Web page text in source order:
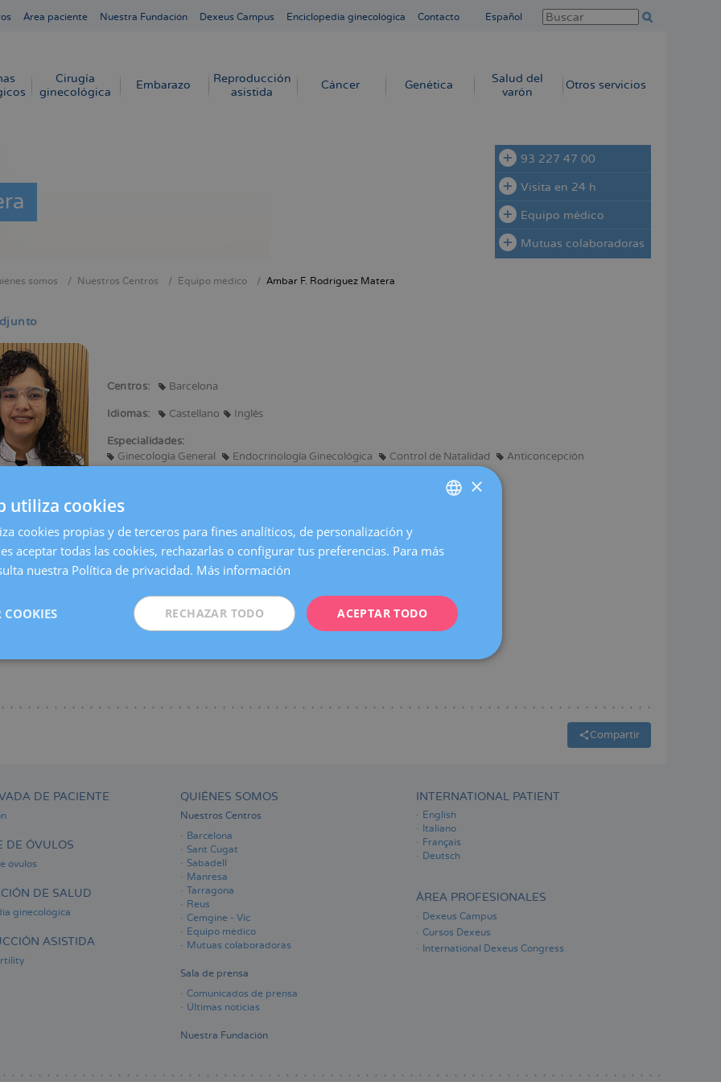
Área paciente Nuestra Fundación Dexeus Campus Enciclopedia ginecológica Contacto Español
Cirugía
ginecológica
Embarazo
Reproducción
asistida
Cáncer Genética
Salud del
varón
Otros servicios
93 227 47 00
Visita en 24 h
Equipo médico
Mutuas colaboradoras
somos Nuestros Centros Equipo médico Ambar F. Rodríguez Matera
Centros: Barcelona
Idiomas: Castellano Inglés
Especialidades:
Ginecología General
Endocrinología Ginecológica Control de Natalidad Anticoncepción
Medicina y Cirugía.
en Ginecología y Obstetricia.
Compartir
DE PACIENTE
DE ÓVULOS
óvulos
DE SALUD
ginecológica
ASISTIDA
QUIÉNES SOMOS
Nuestros Centros
Barcelona
Sant Cugat
Sabadell
Manresa
Tarragona
Reus
Cemgine - Vic
Equipo médico
Mutuas colaboradoras
Sala de prensa
Comunicados de prensa
Últimas noticias
Nuestra Fundación
INTERNATIONAL PATIENT
English
Italiano
Français
Deutsch
ÁREA PROFESIONALES
Dexeus Campus
Cursos Dexeus
International Dexeus Congress
CATALÀ
FRENCH
×
utiliza cookies
cookies propias y de terceros para fines analíticos, de personalización y
aceptar todas las cookies, rechazarlas o configurar tus preferencias. Para más
nuestra Política de privacidad. Más información
ACEPTAR TODO
RECHAZAR TODO
COOKIES